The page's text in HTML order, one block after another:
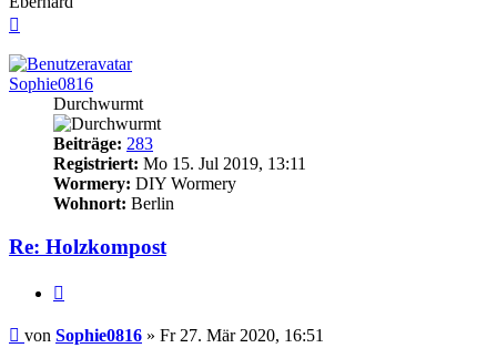
Sophie0816
Durchwurmt
Beiträge: 283
Registriert: Mo 15. Jul 2019, 13:11
Wormery: DIY Wormery
Wohnort: Berlin
Re: Holzkompost
Beitrag
von Sophie0816 » Fr 27. Mär 2020, 16:51